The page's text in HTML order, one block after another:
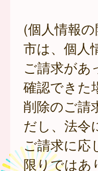
(個人情報
市は、個人
ご請求があ
確認できた
削除のご請
だし、法令
ご請求に応
限りではあ